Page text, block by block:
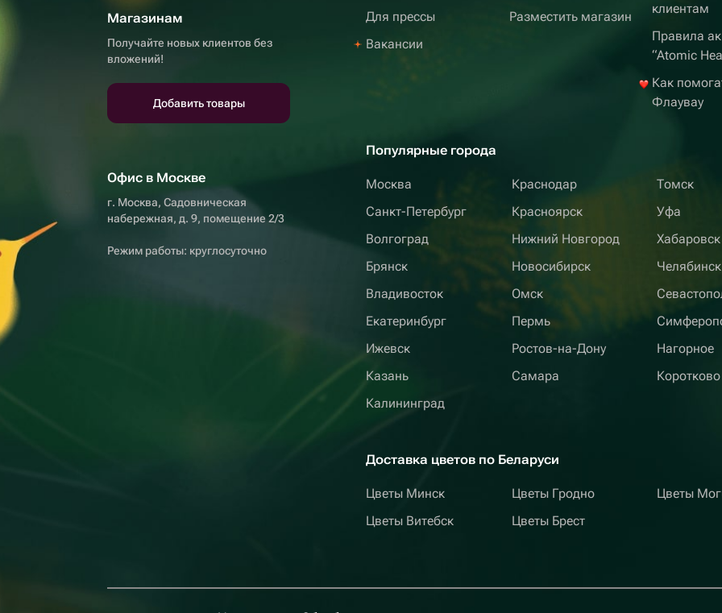
Магазинам
Получайте новых клиентов без
вложений!
Добавить товары
Офис в Москве
г. Москва, Садовническая
набережная, д. 9, помещение 2/3
Режим работы: круглосуточно
Для прессы
Вакансии
Разместить магазин
клиентам
Правила
“Atomic
Как
Флаувау
Популярные города
Москва
Санкт-Петербург
Волгоград
Брянск
Владивосток
Екатеринбург
Ижевск
Казань
Калининград
Краснодар
Красноярск
Нижний Новгород
Новосибирск
Омск
Пермь
Ростов-на-Дону
Самара
Томск
Уфа
Хабаровск
Челябинск
Нагорное
Коротково
Доставка цветов по Беларуси
Цветы Минск
Цветы Витебск
Цветы Гродно
Цветы Брест
Цветы